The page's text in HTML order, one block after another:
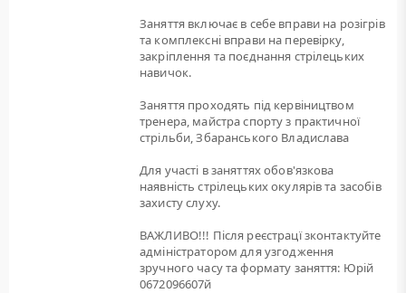
Заняття включає в себе вправи на розігрів
та комплексні вправи на перевірку,
закріплення та поєднання стрілецьких
навичок.
Заняття проходять під кервіництвом
тренера, майстра спорту з практичної
стрільби, Збаранського Владислава
Для участі в заняттях обов'язкова
наявність стрілецьких окулярів та засобів
захисту слуху.
ВАЖЛИВО!!! Після реєстрацї зконтактуйте
адміністратором для узгодження
зручного часу та формату заняття: Юрій
0672096607й